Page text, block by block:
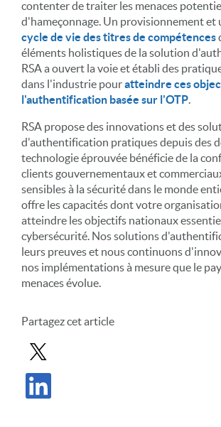
contenter de traiter les menaces
d'hameçonnage. Un provisionnement et
cycle de vie des titres de compétences
éléments holistiques de la solution
RSA a ouvert la voie et établi des
dans l'industrie pouratteindre ces
l'authentification basée sur l'OTP
RSA propose des innovations et des
d'authentification pratiques depuis des
technologie éprouvée bénéficie de la
clients gouvernementaux et
sensibles à la sécurité dans le monde
offre les capacités dont votre
atteindre les objectifs nationaux
cybersécurité. Nos solutions
leurs preuves et nous continuons
nos implémentations à mesure que le
menaces évolue.
Partagez cet article
Partager le message dans X